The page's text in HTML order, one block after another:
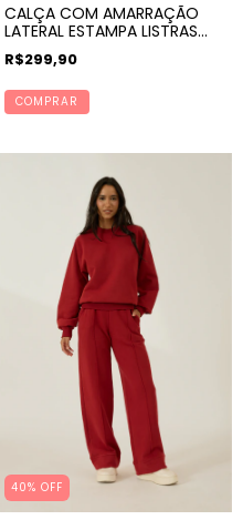
CALÇA COM AMARRAÇÃO
LATERAL ESTAMPA LISTRAS
ANDES
R$299,90
COMPRAR
40% OFF